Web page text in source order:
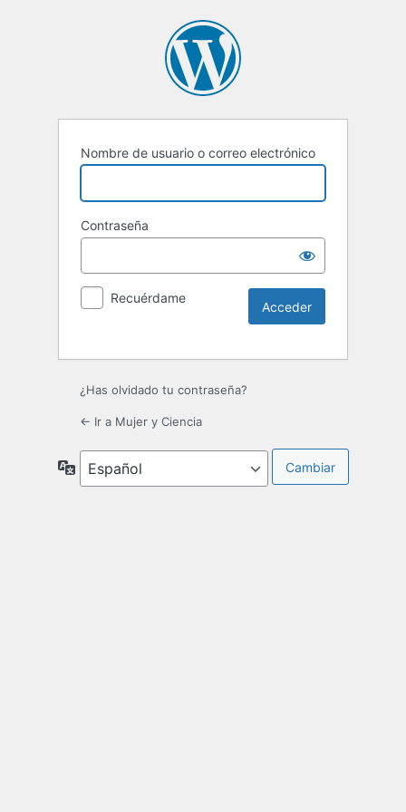
Nombre de usuario o correo electrónico
Contraseña
Recuérdame
¿Has olvidado tu contraseña?
← Ir a Mujer y Ciencia
Idioma